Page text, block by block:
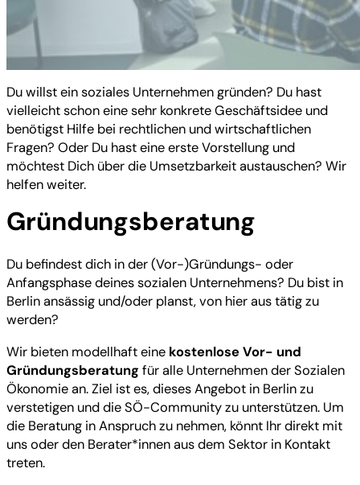
Du willst ein soziales Unternehmen gründen? Du hast
vielleicht schon eine sehr konkrete Geschäftsidee und
benötigst Hilfe bei rechtlichen und wirtschaftlichen
Fragen? Oder Du hast eine erste Vorstellung und
möchtest Dich über die Umsetzbarkeit austauschen? Wir
helfen weiter.
Gründungsberatung
Du befindest dich in der (Vor-)Gründungs- oder
Anfangsphase deines sozialen Unternehmens? Du bist in
Berlin ansässig und/oder planst, von hier aus tätig zu
werden?
Wir bieten modellhaft eine kostenlose Vor- und
Gründungsberatungfür alle Unternehmen der Sozialen
Ökonomie an. Ziel ist es, dieses Angebot in Berlin zu
verstetigen und die SÖ-Community zu unterstützen. Um
die Beratung in Anspruch zu nehmen, könnt Ihr direkt mit
uns oder den Berater*innen aus dem Sektor in Kontakt
treten.